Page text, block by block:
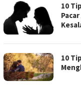
10
10